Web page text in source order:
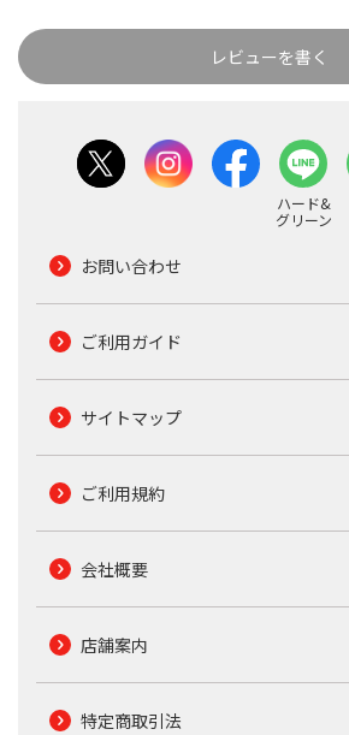
レビューを書く
ハード&
グリーン
お問い合わせ
ご利用ガイド
サイトマップ
ご利用規約
会社概要
店舗案内
特定商取引法